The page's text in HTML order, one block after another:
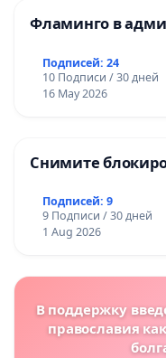
Фламинго в
Подписей: 24
10 Подписи / 30 дней
16 May 2026
Снимите
Подписей: 9
9 Подписи / 30 дней
1 Aug 2026
В поддержку
православия